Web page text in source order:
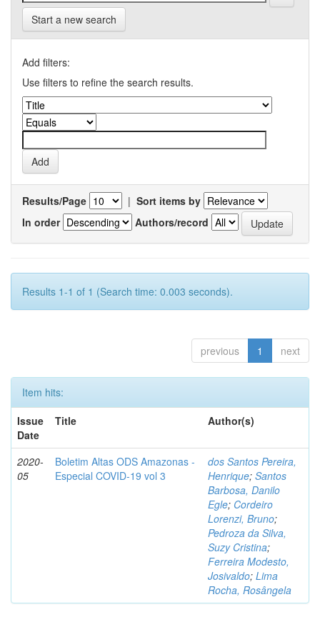
Start a new search
Add filters:
Use filters to refine the search results.
Results/Page | Sort items by
In order
Authors/record
Results 1-1 of 1 (Search time: 0.003 seconds).
previous 1 next
Item hits:
Issue
Date
Title Author(s)
2020-
05
Boletim Altas ODS Amazonas -
Especial COVID-19 vol 3
dos Santos Pereira,
Henrique; Santos
Barbosa, Danilo
Egle; Cordeiro
Lorenzi, Bruno;
Pedroza da Silva,
Suzy Cristina;
Ferreira Modesto,
Josivaldo; Lima
Rocha, Rosângela